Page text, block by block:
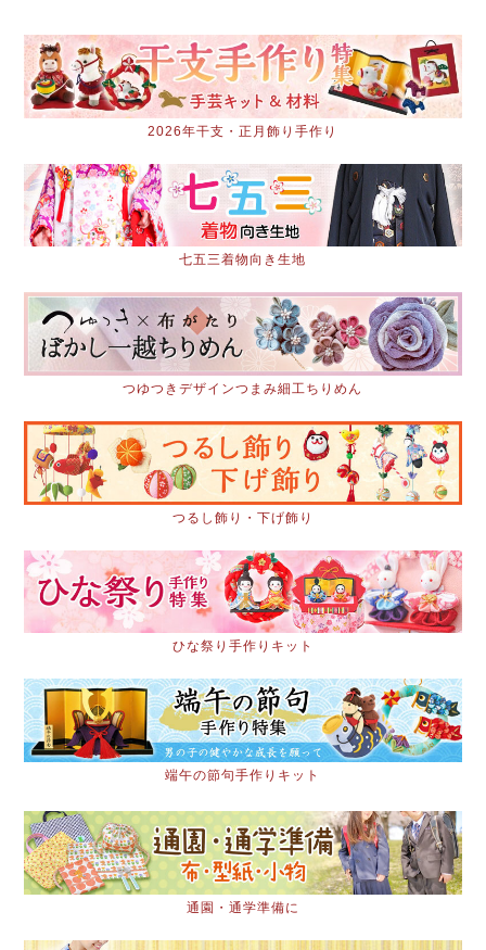
2026年干支・正月飾り手作り
七五三着物向き生地
つゆつきデザインつまみ細工ちりめん
つるし飾り・下げ飾り
ひな祭り手作りキット
端午の節句手作りキット
通園・通学準備に